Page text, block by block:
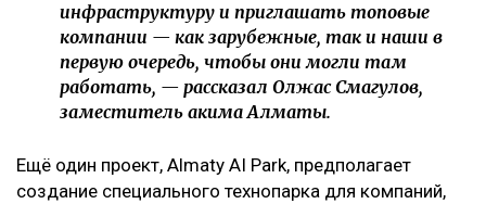
инфраструктуру и приглашать топовые
компании — как зарубежные, так и наши в
первую очередь, чтобы они могли там
работать, — рассказал Олжас Смагулов,
заместитель акима Алматы.
Ещё один проект, Almaty AI Park, предполагает
создание специального технопарка для компаний,